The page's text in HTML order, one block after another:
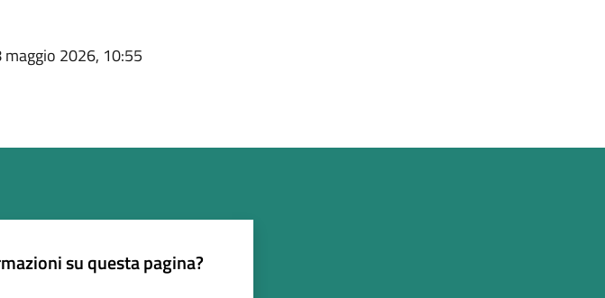
maggio 2026, 10:55
su questa pagina?